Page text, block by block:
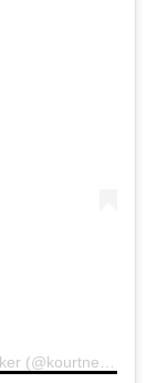
A post shared by Kourtney Kardashian Barker (@kourtneykardash)